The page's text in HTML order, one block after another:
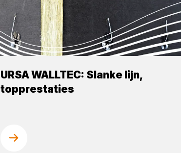
URSA WALLTEC: Slanke lijn,
topprestaties